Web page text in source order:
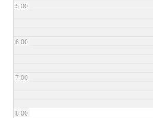
5:00
6:00
7:00
8:00